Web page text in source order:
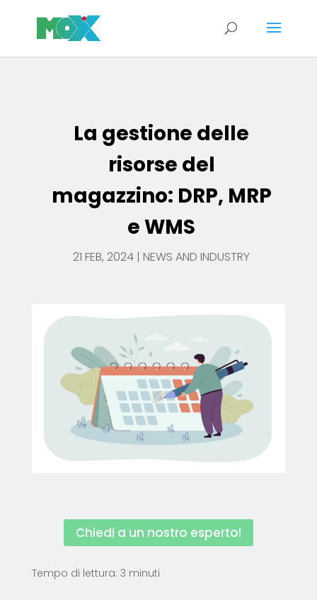
La gestione delle
risorse del
magazzino: DRP, MRP
e WMS
21 FEB, 2024 | NEWS AND INDUSTRY
Chiedi a un nostro esperto!
Tempo di lettura: 3 minuti